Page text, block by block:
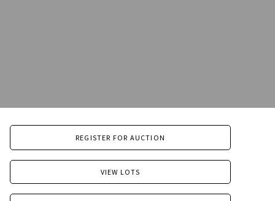
REGISTER FOR AUCTION
VIEW LOTS